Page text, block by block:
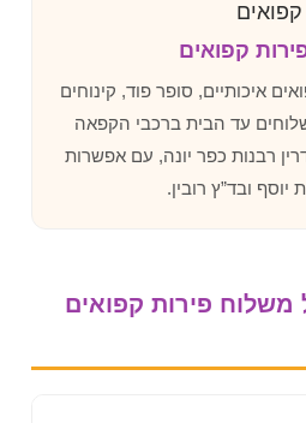
פירות קפואים
איכותיים, סופר פוד, קינוחים
עד הבית ברכבי הקפאה
רבנות כפר יונה, עם אפשרות
יוסף ובד”ץ רובין.
משלוח פירות קפואים